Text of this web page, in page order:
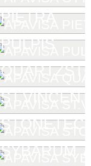
PIETRA
PULPIS
ST.VINCENT
SYBARUM